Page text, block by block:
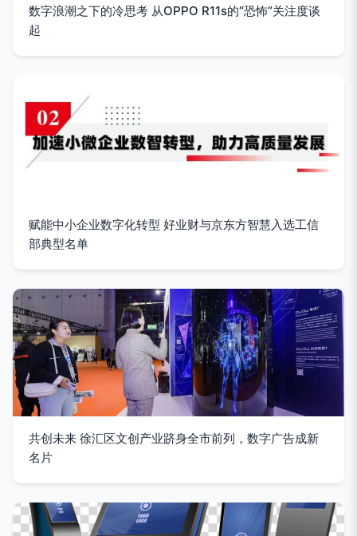
数字浪潮之下的冷思考 从OPPO R11s的“恐怖”关注度谈
起
赋能中小企业数字化转型 好业财与京东方智慧入选工信
部典型名单
共创未来 徐汇区文创产业跻身全市前列，数字广告成新
名片